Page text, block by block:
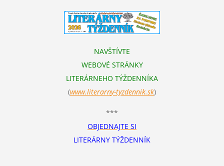
NAVŠTÍVTE
WEBOVÉ STRÁNKY
LITERÁRNEHO TÝŽDENNÍKA
(www.literarny-tyzdennik.sk)
***
OBJEDNAJTE SI
LITERÁRNY TÝŽDENNÍK